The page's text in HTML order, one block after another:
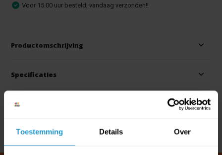
Toestemming Details Over
Voor 15.00 uur besteld, vandaag verzonden!!
Productomschrijving
Specificaties
Reviews
Delen